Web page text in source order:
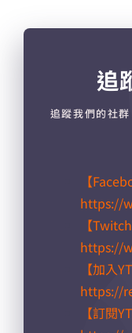
追
追蹤我們的社
【
https://
【Twitch
https://
【加入
https://
【訂閱